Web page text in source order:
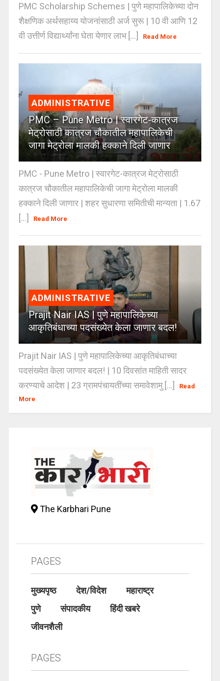
PMC Scholarship Schemes | पुणे महापालिकेच्या दोन
शैक्षणिक अर्थसहाय्य योजनांसाठी अर्ज सुरू | 10 वी आणि 12
वी उत्तीर्ण विद्यार्थ्यांना घेता येणार लाभ [...]
Read More
ADMINISTRATIVE
PMC – Pune Metro | स्वारगेट-कात्रज
मेट्रोसाठी कात्रज चौकातील महापालिकेची
जागा मेट्रोला मालकी हक्काने दिली जाणार
PMC - Pune Metro | स्वारगेट-कात्रज मेट्रोसाठी
कात्रज चौकातील महापालिकेची जागा मेट्रोला मालकी
हक्काने दिली जाणार | शहर सुधारणा समितीची मान्यता | 1.67
[...]
Read More
ADMINISTRATIVE
Prajit Nair IAS | पुणे महापालिकेच्या
आकृतिबंधाच्या पदसंख्येत केला जाणार बदल!
Prajit Nair IAS | पुणे महापालिकेच्या आकृतिबंधाच्या
पदसंख्येत केला जाणार बदल! | 10 दिवसांत माहिती सादर
करण्याचे आदेश | 23 ग्रामपंचायतींच्या समावेशामु [...]
Read
More
The Karbhari Pune
PAGES
मुख्यपृष्ठ देश/विदेश
महाराष्ट्र
पुणे
संपादकीय
हिंदी खबरे
जीवनशैली
PAGES